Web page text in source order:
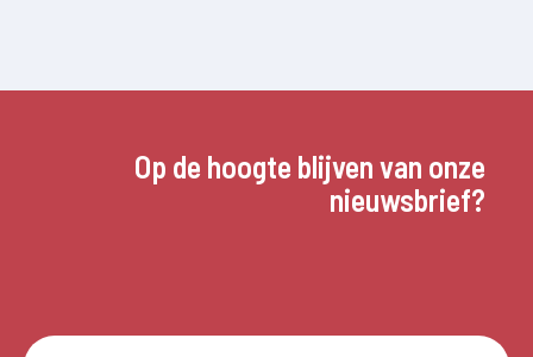
Op de hoogte blijven van onze
nieuwsbrief?